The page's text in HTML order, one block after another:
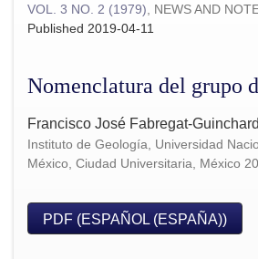
VOL. 3 NO. 2 (1979) NEWS AND
Nomenclatura del grupo
Published 2019-04-11
Francisco José Fabregat-Guinchard
Instituto de Geología, Universidad
México, Ciudad Universitaria, México
PDF (ESPAÑOL (ESPAÑA))